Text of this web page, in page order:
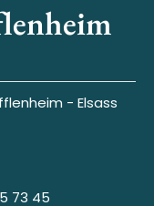
- Elsass
73 45